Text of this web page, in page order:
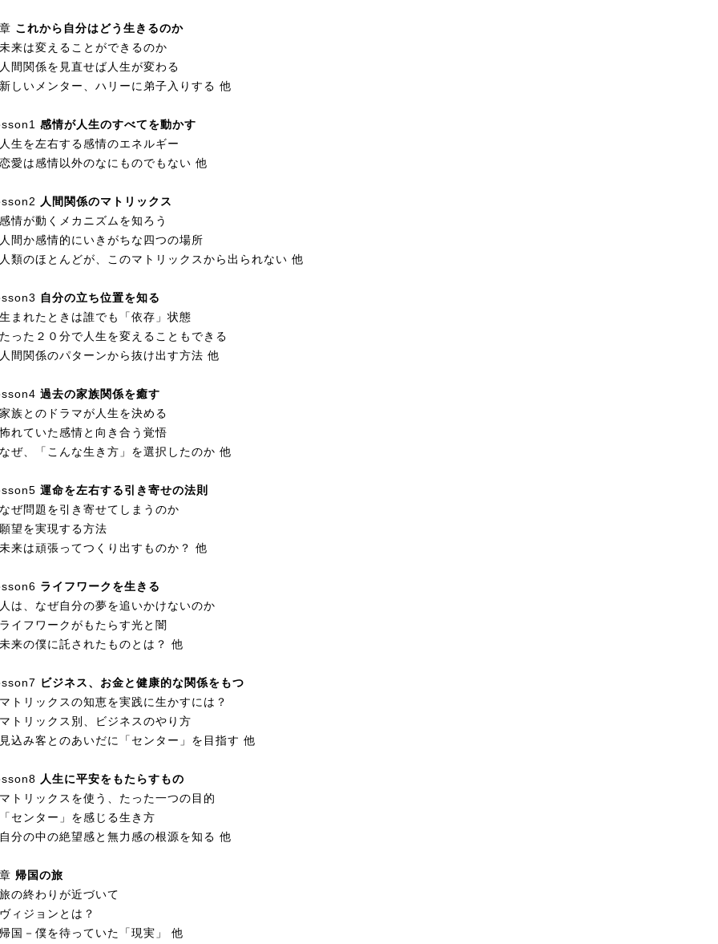
これから自分はどう生きるのか
未来は変えることができるのか
人間関係を見直せば人生が変わる
新しいメンター、ハリーに弟子入りする 他
感情が人生のすべてを動かす
人生を左右する感情のエネルギー
恋愛は感情以外のなにものでもない 他
人間関係のマトリックス
感情が動くメカニズムを知ろう
人間か感情的にいきがちな四つの場所
人類のほとんどが、このマトリックスから出られない 他
自分の立ち位置を知る
生まれたときは誰でも「依存」状態
たった２０分で人生を変えることもできる
人間関係のパターンから抜け出す方法 他
過去の家族関係を癒す
家族とのドラマが人生を決める
怖れていた感情と向き合う覚悟
なぜ、「こんな生き方」を選択したのか 他
運命を左右する引き寄せの法則
なぜ問題を引き寄せてしまうのか
願望を実現する方法
未来は頑張ってつくり出すものか？ 他
ライフワークを生きる
人は、なぜ自分の夢を追いかけないのか
ライフワークがもたらす光と闇
未来の僕に託されたものとは？ 他
ビジネス、お金と健康的な関係をもつ
マトリックスの知恵を実践に生かすには？
マトリックス別、ビジネスのやり方
見込み客とのあいだに「センター」を目指す 他
人生に平安をもたらすもの
マトリックスを使う、たった一つの目的
「センター」を感じる生き方
自分の中の絶望感と無力感の根源を知る 他
帰国の旅
旅の終わりが近づいて
ヴィジョンとは？
帰国－僕を待っていた「現実」 他